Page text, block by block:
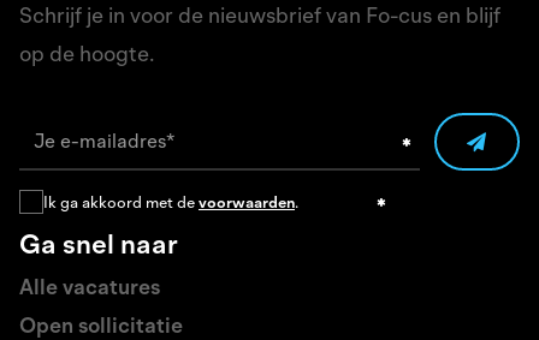
Schrijf je in voor de nieuwsbrief van Fo-cus en blijf
op de hoogte.
Ik ga akkoord met de voorwaarden.
Ga snel naar
Alle vacatures
Open sollicitatie